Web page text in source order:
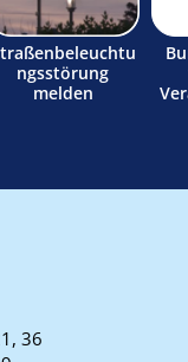
ngsstörung
melden
36